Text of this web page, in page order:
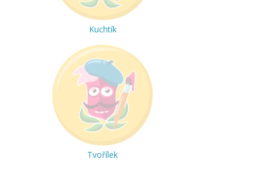
Kuchtík
Tvořílek